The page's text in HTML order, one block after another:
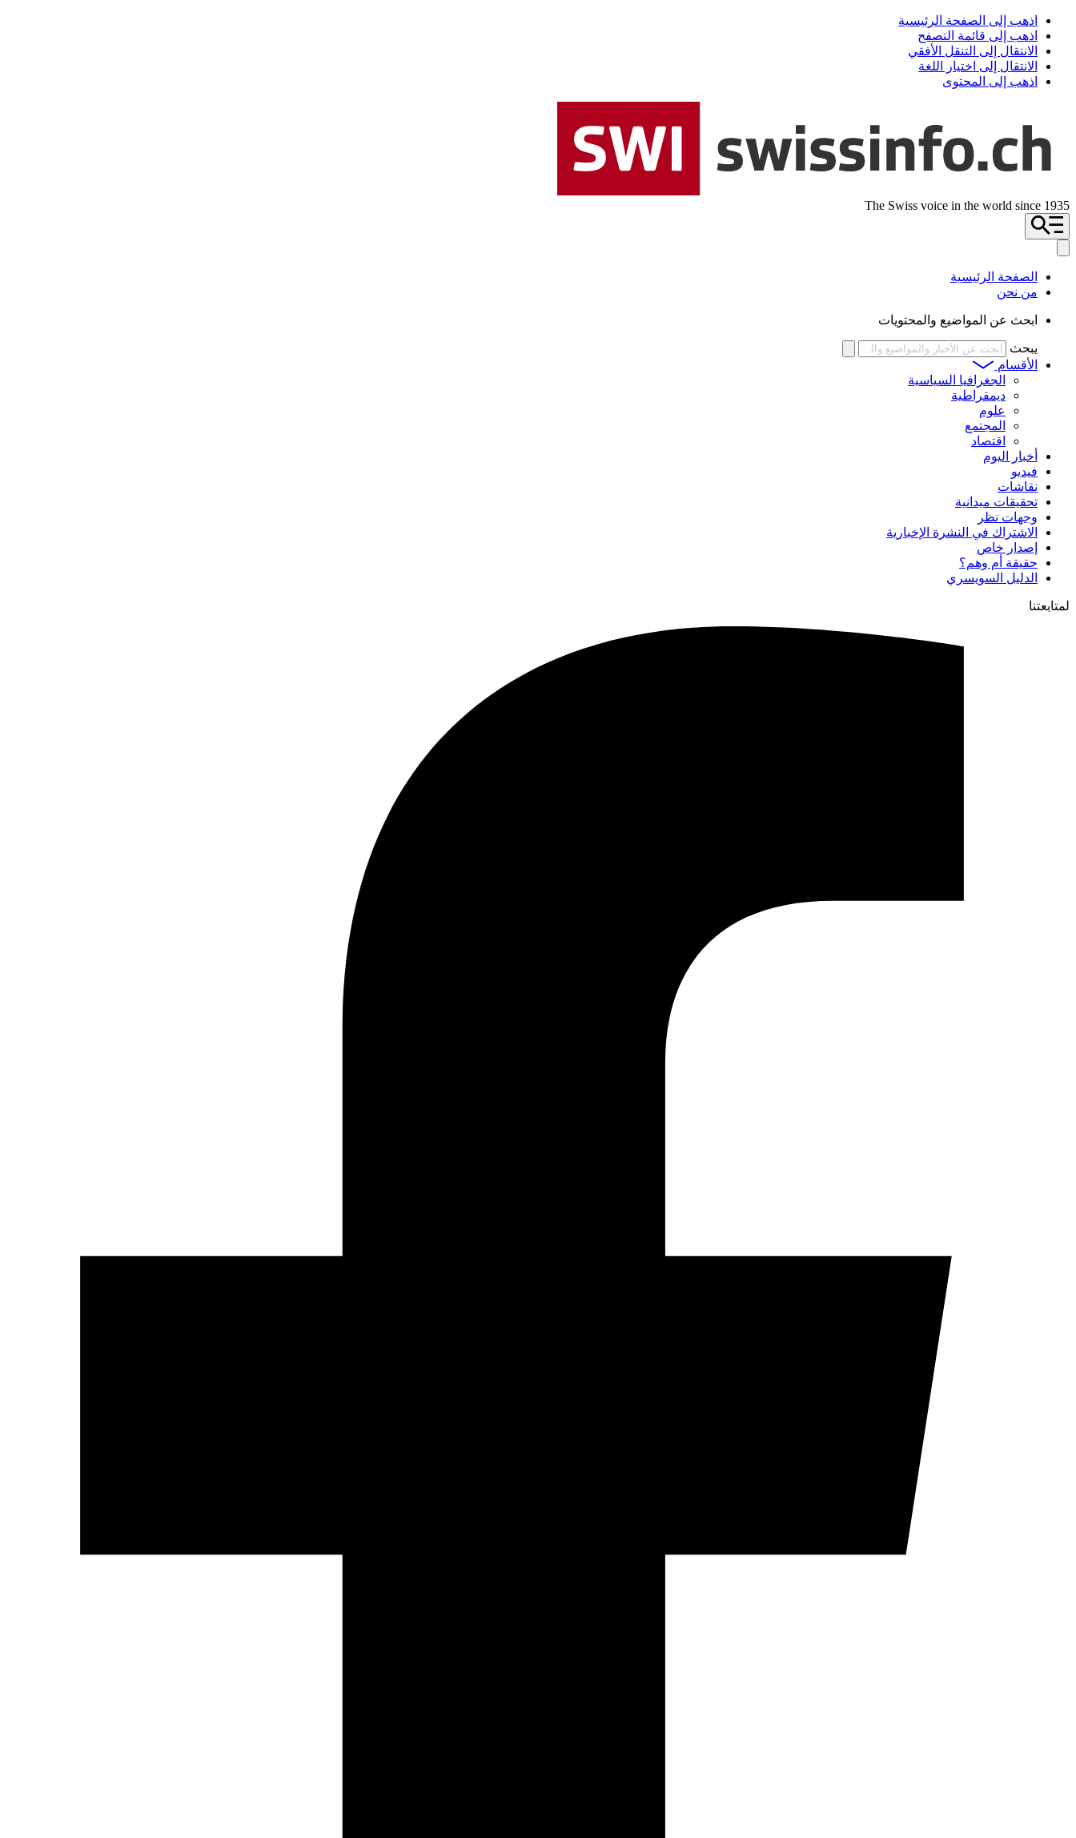
اذهب إلى الصفحة الرئيسية
اذهب إلى قائمة التصفح
الانتقال إلى التنقل الأفقي
الانتقال إلى اختيار اللغة
اذهب إلى المحتوى
The Swiss voice in the world since 1935
الصفحة الرئيسية
من نحن
ابحث عن المواضيع والمحتويات
يبحث
الأقسام
الجغرافيا السياسية
ديمقراطية
علوم
المجتمع
اقتصاد
أخبار اليوم
فيديو
نقاشات
تحقيقات ميدانية
وجهات نظر
الاشتراك في النشرة الإخبارية
إصدار خاص
حقيقة أم وهم؟
الدليل السويسري
لمتابعتنا